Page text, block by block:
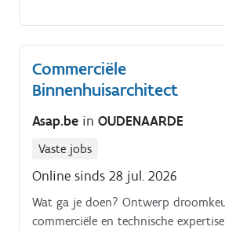
aan het verkoopteam.
Commerciële
Binnenhuisarchitect
Asap.be in OUDENAARDE
Vaste jobs
Online sinds 28 jul. 2026
Wat ga je doen? Ontwerp
commerciële en technische